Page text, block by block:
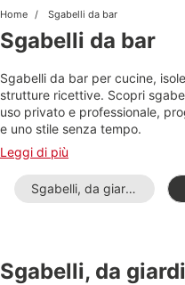
Home Sgabelli da bar
Sgabelli da bar
Sgabelli da bar per cucine,
strutture ricettive. Scopri
uso privato e professionale,
e uno stile senza tempo.
Leggi di più
Sgabelli, da giardino
Sgabelli, da